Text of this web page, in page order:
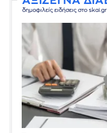
δημοφιλείς ειδήσεις στο skai.gr